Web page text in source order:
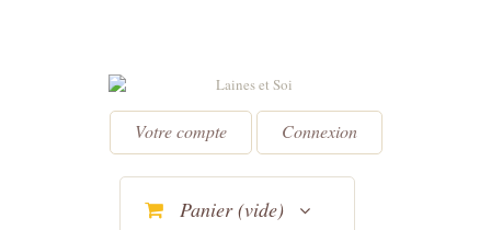
Votre compte Connexion
Panier (vide)